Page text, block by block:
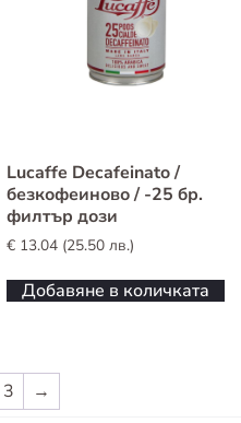
Lucaffe Decafeinato /
безкофеиново / -25 бр.
филтър дози
€13.04(25.50 лв.)
Добавяне в количката
3 →